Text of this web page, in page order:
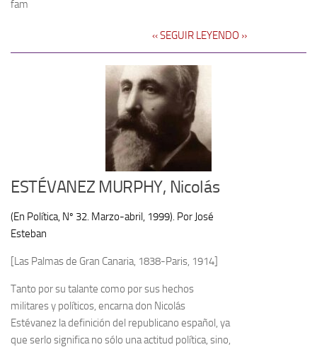
fam
‹‹ SEGUIR LEYENDO ››
ESTÉVANEZ MURPHY, Nicolás
(En Política, Nº 32. Marzo-abril, 1999). Por José
Esteban
[Las Palmas de Gran Canaria, 1838-Paris, 1914]
Tanto por su talante como por sus hechos
militares y políti­cos, encarna don Nicolás
Estévanez la definición del republica­no español, ya
que serlo significa no sólo una actitud política, sino,